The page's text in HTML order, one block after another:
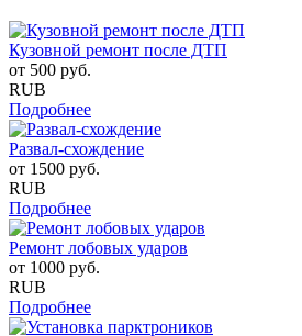
Кузовной ремонт после ДТП
от 500 руб.
RUB
Подробнее
Развал-схождение
от 1500 руб.
RUB
Подробнее
Ремонт лобовых ударов
от 1000 руб.
RUB
Подробнее